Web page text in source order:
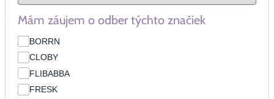
Mám záujem o odber týchto značiek
BORRN
CLOBY
FLIBABBA
FRESK